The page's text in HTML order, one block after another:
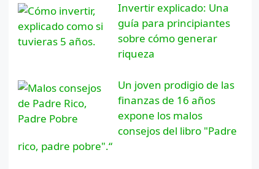
Invertir explicado: Una
guía para principiantes
sobre cómo generar
riqueza
Un joven prodigio de las
finanzas de 16 años
expone los malos
consejos del libro "Padre
rico, padre pobre".“